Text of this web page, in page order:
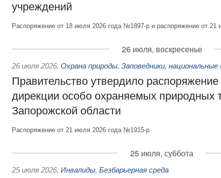
учреждений
Распоряжение от 18 июля 2026 года №1897-р и распоряжение от
26 июля, воскресенье
26 июля 2026, Охрана природы. Заповедники, национальные
Правительство утвердило
дирекции особо охраняемых природных
Запорожской области
Распоряжение от 21 июля 2026 года №1915-р
25 июля, суббота
25 июля 2026, Инвалиды. Безбарьерная среда